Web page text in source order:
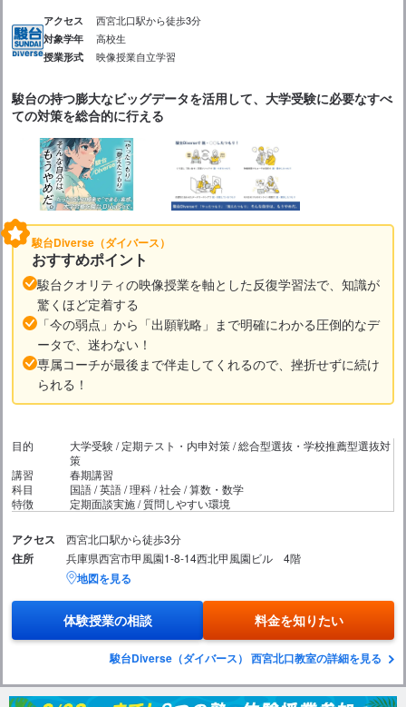
アクセス 西宮北口駅から徒歩3分
対象学年 高校生
授業形式 映像授業自立学習
駿台の持つ膨大なビッグデータを活用して、大学受験に必要なすべ
ての対策を総合的に行える
駿台Diverse（ダイバース）
おすすめポイント
駿台クオリティの映像授業を軸とした反復学習法で、知識が
驚くほど定着する
「今の弱点」から「出願戦略」まで明確にわかる圧倒的なデ
ータで、迷わない！
専属コーチが最後まで伴走してくれるので、挫折せずに続け
られる！
目的
大学受験 / 定期テスト・内申対策 / 総合型選抜・学校推薦型選抜対
策
講習
春期講習
科目
国語 / 英語 / 理科 / 社会 / 算数・数学
特徴
定期面談実施 / 質問しやすい環境
アクセス 西宮北口駅から徒歩3分
住所 兵庫県西宮市甲風園1-8-14西北甲風園ビル 4階
地図を見る
体験授業の相談 料金を知りたい
駿台Diverse（ダイバース） 西宮北口教室の詳細を見る